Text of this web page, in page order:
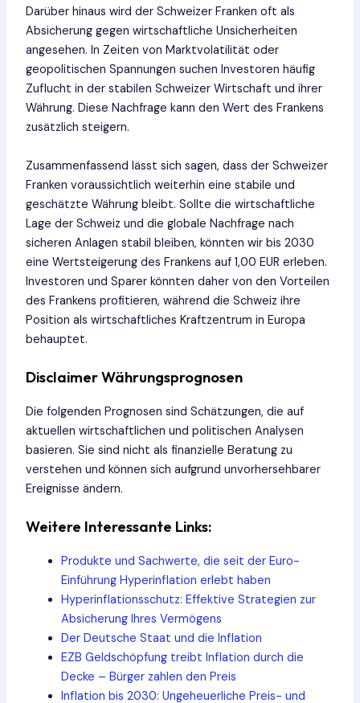
Darüber hinaus wird der Schweizer Franken oft als
Absicherung gegen wirtschaftliche Unsicherheiten
angesehen. In Zeiten von Marktvolatilität oder
geopolitischen Spannungen suchen Investoren häufig
Zuflucht in der stabilen Schweizer Wirtschaft und ihrer
Währung. Diese Nachfrage kann den Wert des Frankens
zusätzlich steigern.
Zusammenfassend lässt sich sagen, dass der Schweizer
Franken voraussichtlich weiterhin eine stabile und
geschätzte Währung bleibt. Sollte die wirtschaftliche
Lage der Schweiz und die globale Nachfrage nach
sicheren Anlagen stabil bleiben, könnten wir bis 2030
eine Wertsteigerung des Frankens auf 1,00 EUR erleben.
Investoren und Sparer könnten daher von den Vorteilen
des Frankens profitieren, während die Schweiz ihre
Position als wirtschaftliches Kraftzentrum in Europa
behauptet.
Disclaimer Währungsprognosen
Die folgenden Prognosen sind Schätzungen, die auf
aktuellen wirtschaftlichen und politischen Analysen
basieren. Sie sind nicht als finanzielle Beratung zu
verstehen und können sich aufgrund unvorhersehbarer
Ereignisse ändern.
Weitere Interessante Links:
Produkte und Sachwerte, die seit der Euro-
Einführung Hyperinflation erlebt haben
Hyperinflationsschutz: Effektive Strategien zur
Absicherung Ihres Vermögens
Der Deutsche Staat und die Inflation
EZB Geldschöpfung treibt Inflation durch die
Decke – Bürger zahlen den Preis
Inflation bis 2030: Ungeheuerliche Preis- und